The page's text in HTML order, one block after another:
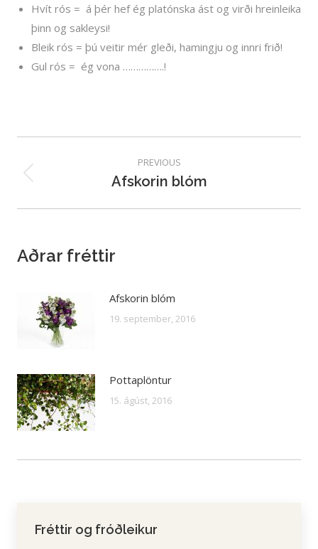
Hvít rós = á þér hef ég platónska ást og virði hreinleika
þinn og sakleysi!
Bleik rós = þú veitir mér gleði, hamingju og innri frið!
Gul rós = ég vona …………….!
navigation
PREVIOUS
Previous
Afskorin blóm
Aðrar fréttir
Afskorin blóm
19. september, 2016
Pottaplöntur
15. ágúst, 2016
Fréttir og fróðleikur